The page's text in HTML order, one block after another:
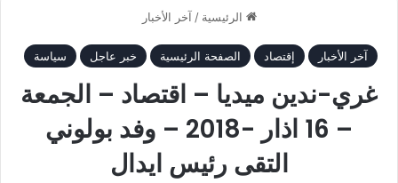
الرئيسية / آخر الأخبار
آخر الأخبار إقتصاد الصفحة الرئيسية خبر عاجل سياسة
غري-ندين ميديا – اقتصاد – الجمعة
– 16 اذار -2018 – وفد بولوني
التقى رئيس ايدال